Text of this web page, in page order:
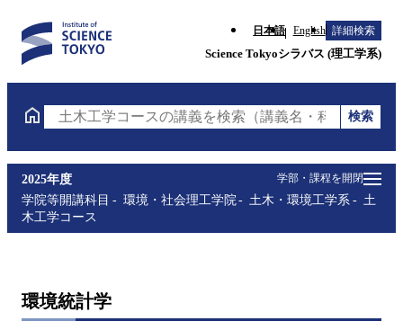
日本語 English 詳細検索
Science Tokyoシラバス (理工学系)
土木工学コースの講義を検索（講義名・科目コード・
検索
学部・課程を開閉
2025年度
学院等開講科目
環境・社会理工学院 土木・環境工学系
土
木工学コース
環境統計学